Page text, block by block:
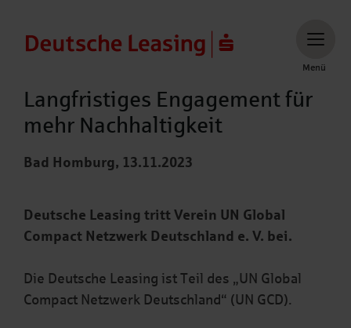
Menü
Menü
Langfristiges Engagement für
mehr Nachhaltigkeit
Bad Homburg, 13.11.2023
Deutsche Leasing tritt Verein UN Global
Compact Netzwerk Deutschland e. V. bei.
Die Deutsche Leasing ist Teil des „UN Global
Compact Netzwerk Deutschland“ (UN GCD).